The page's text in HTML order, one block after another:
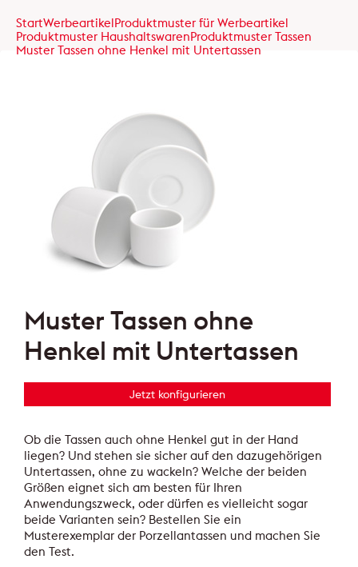
StartWerbeartikelProduktmuster für Werbeartikel
Produktmuster HaushaltswarenProduktmuster Tassen
Muster Tassen ohne Henkel mit Untertassen
Muster Tassen ohne
Henkel mit Untertassen
Jetzt konfigurieren
Ob die Tassen auch ohne Henkel gut in der Hand
liegen? Und stehen sie sicher auf den dazugehörigen
Untertassen, ohne zu wackeln? Welche der beiden
Größen eignet sich am besten für Ihren
Anwendungszweck, oder dürfen es vielleicht sogar
beide Varianten sein? Bestellen Sie ein
Musterexemplar der Porzellantassen und machen Sie
den Test.